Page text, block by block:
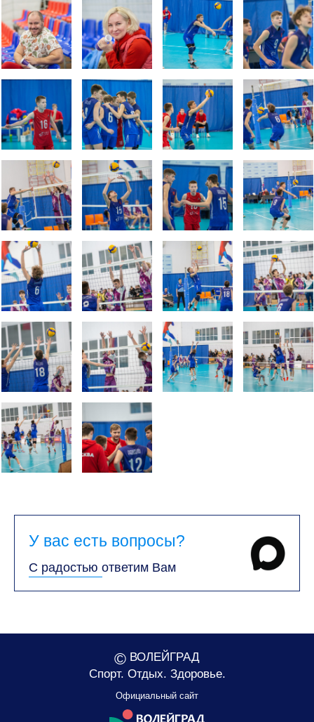
У вас есть вопросы?
С радостью ответим Вам
© ВОЛЕЙГРАД
Спорт. Отдых. Здоровье.
Официальный сайт